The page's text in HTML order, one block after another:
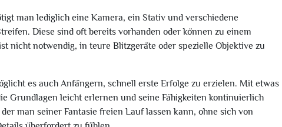
man lediglich eine Kamera, ein Stativ und verschiedene
Diese sind oft bereits vorhanden oder können zu einem
nicht notwendig, in teure Blitzgeräte oder spezielle Objektive zu
es auch Anfängern, schnell erste Erfolge zu erzielen. Mit etwas
Grundlagen leicht erlernen und seine Fähigkeiten kontinuierlich
man seiner Fantasie freien Lauf lassen kann, ohne sich von